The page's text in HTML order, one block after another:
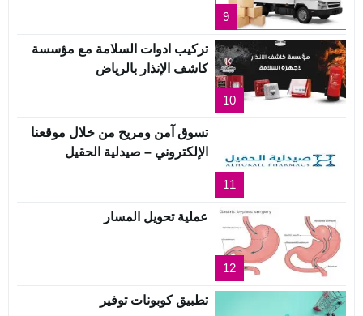
9
10
تركيب ادوات السلامة مع مؤسسة
كاشف الإنذار بالرياض
11
تسوق آمن ومريح من خلال موقعنا
الإلكتروني – صيدلية الحقيل
12
عملية تحويل المسار
تطبيق كوبونات توفير